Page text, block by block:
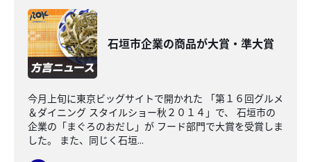
石垣市企業の商品が大賞・準大賞
今月上旬に東京ビッグサイトで開かれた 「第１６回グルメ
＆ダイニング スタイルショー秋２０１４」で、 石垣市の
企業の「まぐろのおだし」が フード部門で大賞を受賞しま
した。 また、同じく石垣...